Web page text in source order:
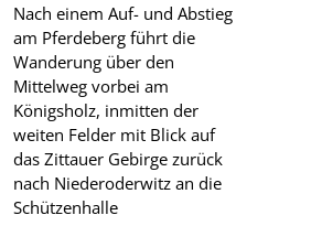
Nach einem Auf- und Abstieg
am Pferdeberg führt die
Wanderung über den
Mittelweg vorbei am
Königsholz, inmitten der
weiten Felder mit Blick auf
das Zittauer Gebirge zurück
nach Niederoderwitz an die
Schützenhalle